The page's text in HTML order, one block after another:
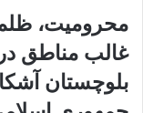
محرومیت،
غالب مناطق در
بلوچستان